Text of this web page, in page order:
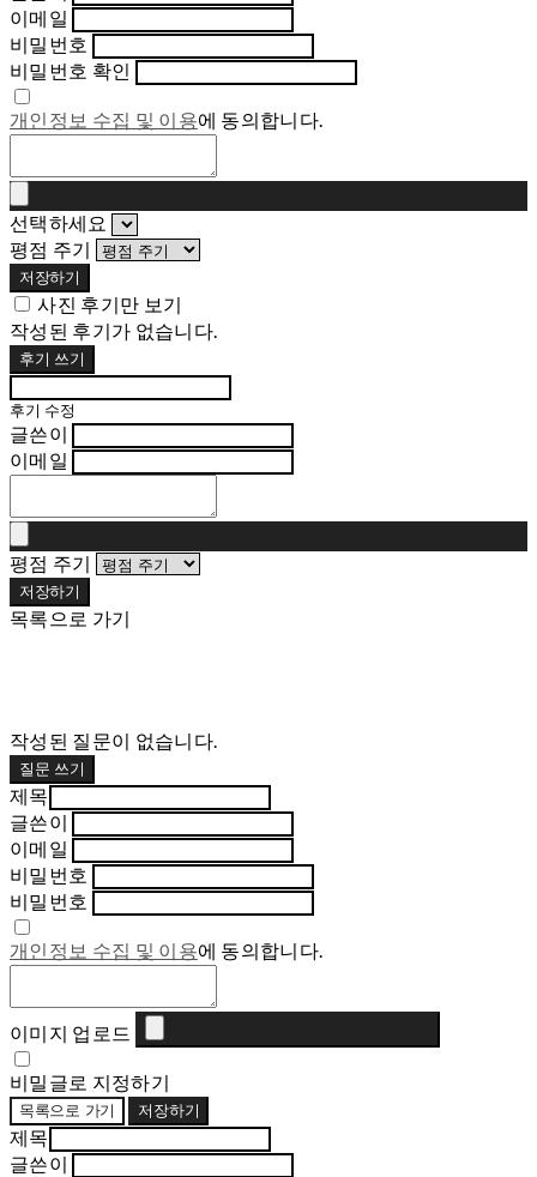
이메일
비밀번호
비밀번호 확인
개인정보 수집 및 이용에 동의합니다.
선택하세요
평점 주기
저장하기
사진 후기만 보기
작성된 후기가 없습니다.
후기 쓰기
후기 수정
글쓴이
이메일
평점 주기
저장하기
목록으로 가기
작성된 질문이 없습니다.
질문 쓰기
제목
글쓴이
이메일
비밀번호
비밀번호
개인정보 수집 및 이용에 동의합니다.
이미지 업로드
비밀글로 지정하기
목록으로 가기 저장하기
제목
글쓴이